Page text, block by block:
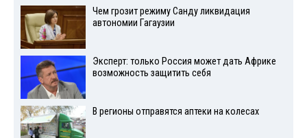
Чем грозит режиму Санду ликвидация
автономии Гагаузии
Эксперт: только Россия может дать Африке
возможность защитить себя
В регионы отправятся аптеки на колесах